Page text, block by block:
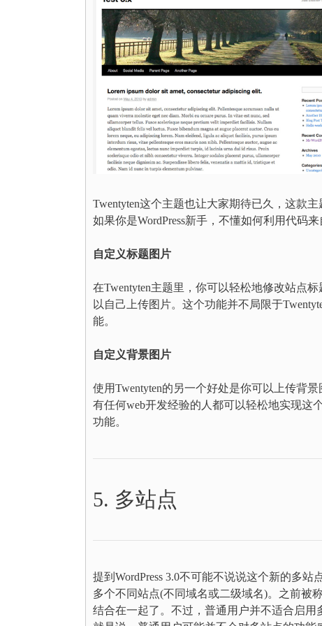
Twentyten这个主题也让大家期待已久，这款
如果你是WordPress新手，不懂如何利用代码
自定义标题图片
在Twentyten主题里，你可以轻松地修改站点
以自己上传图片。这个功能并不局限于
能。
自定义背景图片
使用Twentyten的另一个好处是你可以上传背
有任何web开发经验的人都可以轻松地实现这
功能。
5. 多站点
提到WordPress 3.0不可能不说说这个新的多
多个不同站点(不同域名或二级域名)。之前被
结合在一起了。不过，普通用户并不适合启